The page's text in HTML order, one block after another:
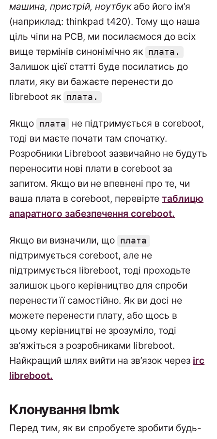
машина, пристрій, ноутбукабо його ім’я
(наприклад: thinkpad t420). Тому що наша
ціль чіпи на PCB, ми посилаємося до всіх
вище термінів синонімічно як плата.
Залишок цієї статті буде посилатись до
плати, яку ви бажаєте перенести до
libreboot як плата.
Якщо плата
не підтримується в coreboot,
тоді ви маєте почати там спочатку.
Розробники Libreboot зазвичайно не будуть
переносити нові плати в coreboot за
запитом. Якщо ви не впевнені про те, чи
ваша плата в coreboot, перевіртетаблицю
апаратного забезпечення coreboot.
Якщо ви визначили, що плата
підтримується coreboot, але не
підтримується libreboot, тоді проходьте
залишок цього керівництво для спроби
перенести її самостійно. Як ви досі не
можете перенести плату, або щось в
цьому керівництві не зрозуміло, тоді
зв’яжіться з розробниками libreboot.
Найкращий шлях вийти на зв’язок через irc
libreboot.
Клонування lbmk
Перед тим, як ви спробуєте зробити будь-